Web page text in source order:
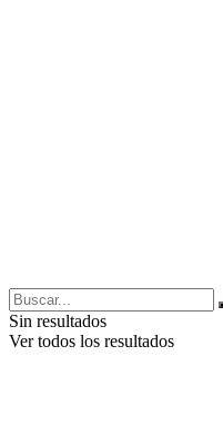
Sin resultados
Ver todos los resultados